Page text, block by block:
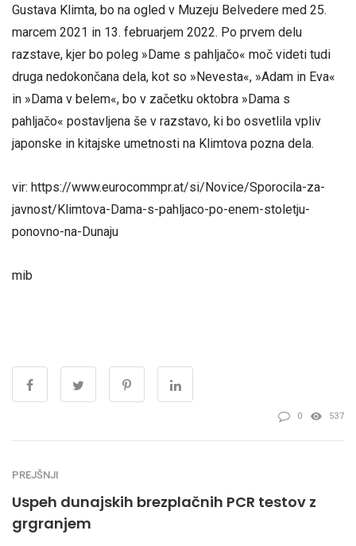
Gustava Klimta, bo na ogled v Muzeju Belvedere med 25.
marcem 2021 in 13. februarjem 2022. Po prvem delu
razstave, kjer bo poleg »Dame s pahljačo« moč videti tudi
druga nedokončana dela, kot so »Nevesta«, »Adam in Eva«
in »Dama v belem«, bo v začetku oktobra »Dama s
pahljačo« postavljena še v razstavo, ki bo osvetlila vpliv
japonske in kitajske umetnosti na Klimtova pozna dela.
vir: https://www.eurocommpr.at/si/Novice/Sporocila-za-
javnost/Klimtova-Dama-s-pahljaco-po-enem-stoletju-
ponovno-na-Dunaju
mib
0 537
PREJŠNJI
Uspeh dunajskih brezplačnih PCR testov z
grgranjem